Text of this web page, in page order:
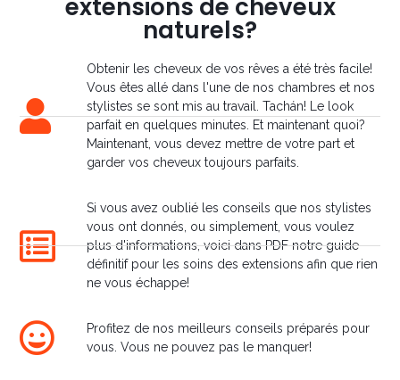
GHD
Soins
extensions de cheveux
naturels?
Obtenir les cheveux de vos rêves a été très facile!
Vous êtes allé dans l'une de nos chambres et nos
stylistes se sont mis au travail. Tachán! Le look
parfait en quelques minutes. Et maintenant quoi?
Maintenant, vous devez mettre de votre part et
garder vos cheveux toujours parfaits.
Si vous avez oublié les conseils que nos stylistes
vous ont donnés, ou simplement, vous voulez
plus d'informations, voici dans PDF notre guide
définitif pour les soins des extensions afin que rien
ne vous échappe!
Profitez de nos meilleurs conseils préparés pour
vous. Vous ne pouvez pas le manquer!